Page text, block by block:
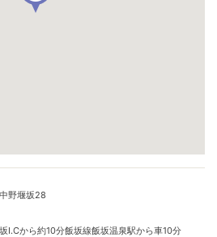
野堰坂28
I.Cから約10分飯坂線飯坂温泉駅から車10分